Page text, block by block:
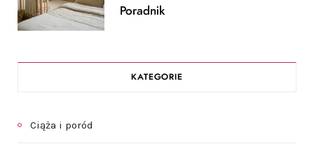
Poradnik
KATEGORIE
Ciąża i poród